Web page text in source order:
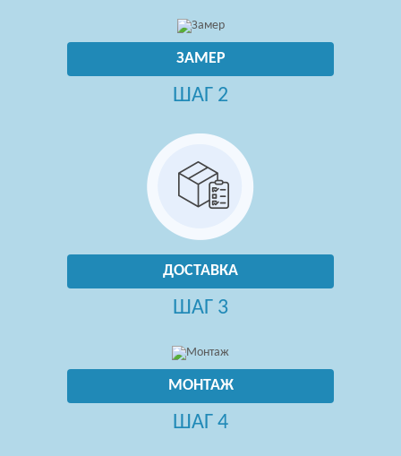
ЗАМЕР
ШАГ 2
ДОСТАВКА
ШАГ 3
МОНТАЖ
ШАГ 4